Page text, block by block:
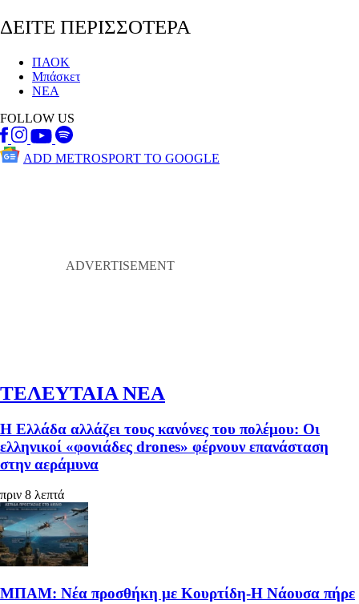
ΔΕΙΤΕ ΠΕΡΙΣΣΟΤΕΡΑ
ΠΑΟΚ
Μπάσκετ
ΝΕΑ
FOLLOW US
ADD METROSPORT TO GOOGLE
ΤΕΛΕΥΤΑΙΑ ΝΕΑ
Η Ελλάδα αλλάζει τους κανόνες του πολέμου: Οι
ελληνικοί «φονιάδες drones» φέρνουν επανάσταση
στην αεράμυνα
πριν 8 λεπτά
ΜΠΑΜ: Νέα προσθήκη με Κουρτίδη-Η Νάουσα πήρε